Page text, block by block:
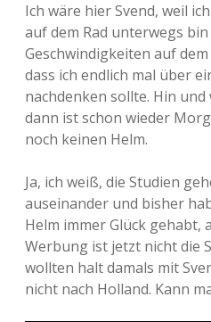
Ich wäre hier Svend, weil
auf dem Rad unterwegs
Geschwindigkeiten auf
dass ich endlich mal über
nachdenken sollte. Hin
dann ist schon wieder
noch keinen Helm.
Ja, ich weiß, die Studien
auseinander und bisher
Helm immer Glück gehabt,
Werbung ist jetzt nicht die
wollten halt damals mit
nicht nach Holland. Kann